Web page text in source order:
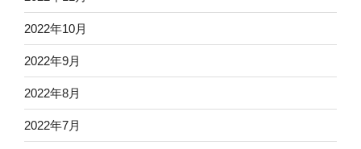
2022年10月
2022年9月
2022年8月
2022年7月